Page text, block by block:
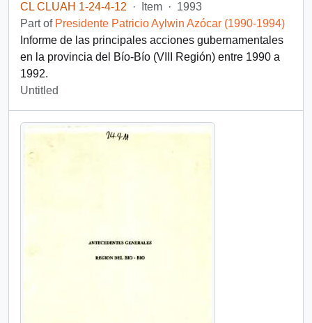
CL CLUAH 1-24-4-12
· Item · 1993
Part of Presidente Patricio Aylwin Azócar (1990-1994)
Informe de las principales acciones gubernamentales
en la provincia del Bío-Bío (VIII Región) entre 1990 a
1992.
Untitled